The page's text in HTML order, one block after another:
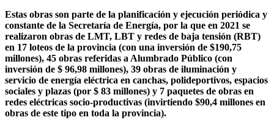
Estas obras son parte de la planificación y ejecución periódica y
constante de la Secretaría de Energía, por la que en 2021 se
realizaron obras de LMT, LBT y redes de baja tensión (RBT)
en 17 loteos de la provincia (con una inversión de $190,75
millones), 45 obras referidas a Alumbrado Público (con
inversión de $ 96,98 millones), 39 obras de iluminación y
servicio de energía eléctrica en canchas, polideportivos, espacios
sociales y plazas (por $ 83 millones) y 7 paquetes de obras en
redes eléctricas socio-productivas (invirtiendo $90,4 millones en
obras de este tipo en toda la provincia).